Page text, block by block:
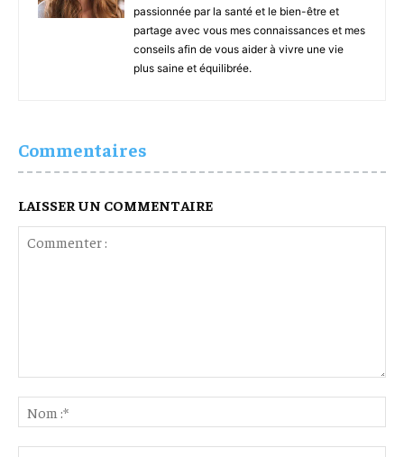
passionnée par la santé et le bien-être et
partage avec vous mes connaissances et mes
conseils afin de vous aider à vivre une vie
plus saine et équilibrée.
Commentaires
LAISSER UN COMMENTAIRE
:*